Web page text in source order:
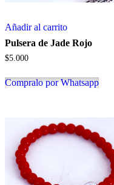
Añadir al carrito
Pulsera de Jade Rojo
$5.000
Compralo por Whatsapp